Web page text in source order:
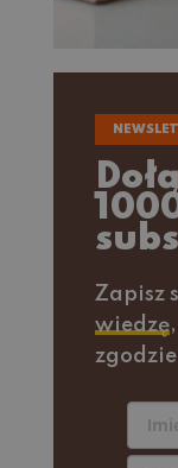
Zapisz
wiedzę
zgodzie